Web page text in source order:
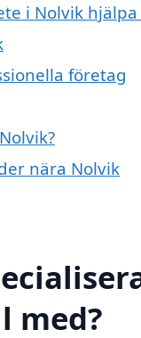
i Nolvik
företag
nära Nolvik
med?